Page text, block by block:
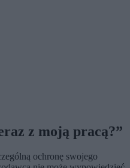
z moją pracą?”
ochronę swojego